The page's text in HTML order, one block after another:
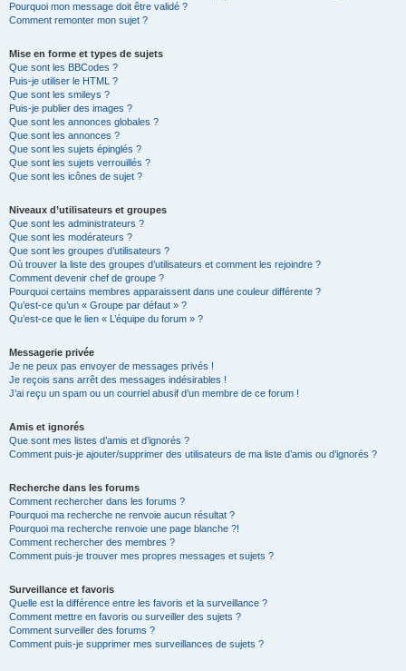
Pourquoi mon message doit être validé ?
Comment remonter mon sujet ?
Mise en forme et types de sujets
Que sont les BBCodes ?
Puis-je utiliser le HTML ?
Que sont les smileys ?
Puis-je publier des images ?
Que sont les annonces globales ?
Que sont les annonces ?
Que sont les sujets épinglés ?
Que sont les sujets verrouillés ?
Que sont les icônes de sujet ?
Niveaux d’utilisateurs et groupes
Que sont les administrateurs ?
Que sont les modérateurs ?
Que sont les groupes d’utilisateurs ?
Où trouver la liste des groupes d’utilisateurs et comment les rejoindre ?
Comment devenir chef de groupe ?
Pourquoi certains membres apparaissent dans une couleur différente ?
Qu’est-ce qu’un « Groupe par défaut » ?
Qu’est-ce que le lien « L’équipe du forum » ?
Messagerie privée
Je ne peux pas envoyer de messages privés !
Je reçois sans arrêt des messages indésirables !
J’ai reçu un spam ou un courriel abusif d’un membre de ce forum !
Amis et ignorés
Que sont mes listes d’amis et d’ignorés ?
Comment puis-je ajouter/supprimer des utilisateurs de ma liste d’amis ou d’ignorés ?
Recherche dans les forums
Comment rechercher dans les forums ?
Pourquoi ma recherche ne renvoie aucun résultat ?
Pourquoi ma recherche renvoie une page blanche ?!
Comment rechercher des membres ?
Comment puis-je trouver mes propres messages et sujets ?
Surveillance et favoris
Quelle est la différence entre les favoris et la surveillance ?
Comment mettre en favoris ou surveiller des sujets ?
Comment surveiller des forums ?
Comment puis-je supprimer mes surveillances de sujets ?